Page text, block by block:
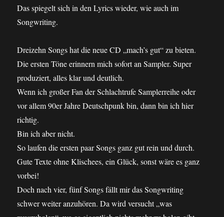
Das spiegelt sich in den Lyrics wieder, wie auch im
Songwriting.
Dreizehn Songs hat die neue CD „mach’s gut“ zu bieten.
Die ersten Töne erinnern mich sofort an Sampler. Super
produziert, alles klar und deutlich.
Wenn ich großer Fan der Schlachtrufe Samplerreihe oder
vor allem 90er Jahre Deutschpunk bin, dann bin ich hier
richtig.
Bin ich aber nicht.
So laufen die ersten paar Songs ganz gut rein und durch.
Gute Texte ohne Klischees, ein Glück, sonst wäre es ganz
vorbei!
Doch nach vier, fünf Songs fällt mir das Songwriting
schwer weiter anzuhören. Da wird versucht „was